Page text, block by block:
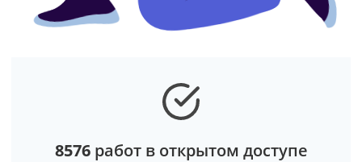
8576работ в открытом доступе